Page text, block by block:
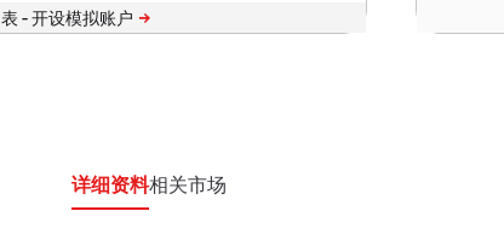
详细资料相关市场